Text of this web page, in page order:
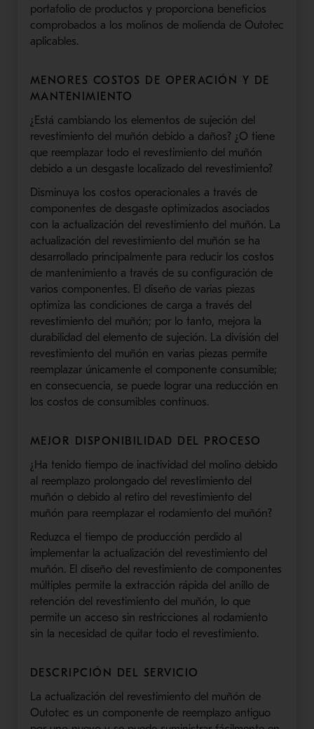
portafolio de productos y proporciona beneficios
comprobados a los molinos de molienda de Outotec
aplicables.
MENORES COSTOS DE OPERACIÓN Y DE
MANTENIMIENTO
¿Está cambiando los elementos de sujeción del
revestimiento del muñón debido a daños? ¿O tiene
que reemplazar todo el revestimiento del muñón
debido a un desgaste localizado del revestimiento?
Disminuya los costos operacionales a través de
componentes de desgaste optimizados asociados
con la actualización del revestimiento del muñón. La
actualización del revestimiento del muñón se ha
desarrollado principalmente para reducir los costos
de mantenimiento a través de su configuración de
varios componentes. El diseño de varias piezas
optimiza las condiciones de carga a través del
revestimiento del muñón; por lo tanto, mejora la
durabilidad del elemento de sujeción. La división del
revestimiento del muñón en varias piezas permite
reemplazar únicamente el componente consumible;
en consecuencia, se puede lograr una reducción en
los costos de consumibles continuos.
MEJOR DISPONIBILIDAD DEL PROCESO
¿Ha tenido tiempo de inactividad del molino debido
al reemplazo prolongado del revestimiento del
muñón o debido al retiro del revestimiento del
muñón para reemplazar el rodamiento del muñón?
Reduzca el tiempo de producción perdido al
implementar la actualización del revestimiento del
muñón. El diseño del revestimiento de componentes
múltiples permite la extracción rápida del anillo de
retención del revestimiento del muñón, lo que
permite un acceso sin restricciones al rodamiento
sin la necesidad de quitar todo el revestimiento.
DESCRIPCIÓN DEL SERVICIO
La actualización del revestimiento del muñón de
Outotec es un componente de reemplazo antiguo